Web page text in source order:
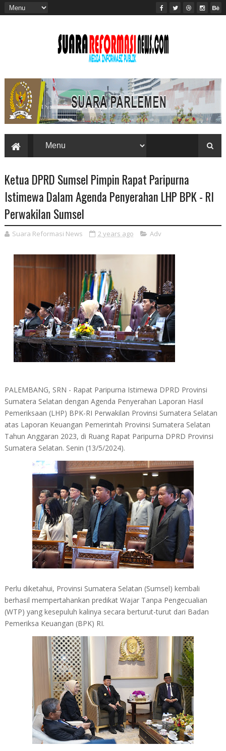
Ketua DPRD Sumsel Pimpin Rapat Paripurna
Istimewa Dalam Agenda Penyerahan LHP BPK - RI
Perwakilan Sumsel
Suara Reformasi News 2 years ago Adv
PALEMBANG, SRN - Rapat Paripurna Istimewa DPRD Provinsi
Sumatera Selatan dengan Agenda Penyerahan Laporan Hasil
Pemeriksaan (LHP) BPK-RI Perwakilan Provinsi Sumatera Selatan
atas Laporan Keuangan Pemerintah Provinsi Sumatera Selatan
Tahun Anggaran 2023, di Ruang Rapat Paripurna DPRD Provinsi
Sumatera Selatan. Senin (13/5/2024).
Perlu diketahui, Provinsi Sumatera Selatan (Sumsel) kembali
berhasil mempertahankan predikat Wajar Tanpa Pengecualian
(WTP) yang kesepuluh kalinya secara berturut-turut dari Badan
Pemeriksa Keuangan (BPK) RI.